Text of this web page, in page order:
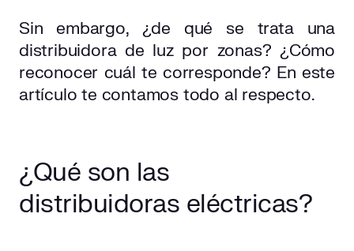
Sin embargo, ¿de qué se trata una
distribuidora de luz por zonas? ¿Cómo
reconocer cuál te corresponde? En este
artículo te contamos todo al respecto.
¿Qué son las
distribuidoras eléctricas?